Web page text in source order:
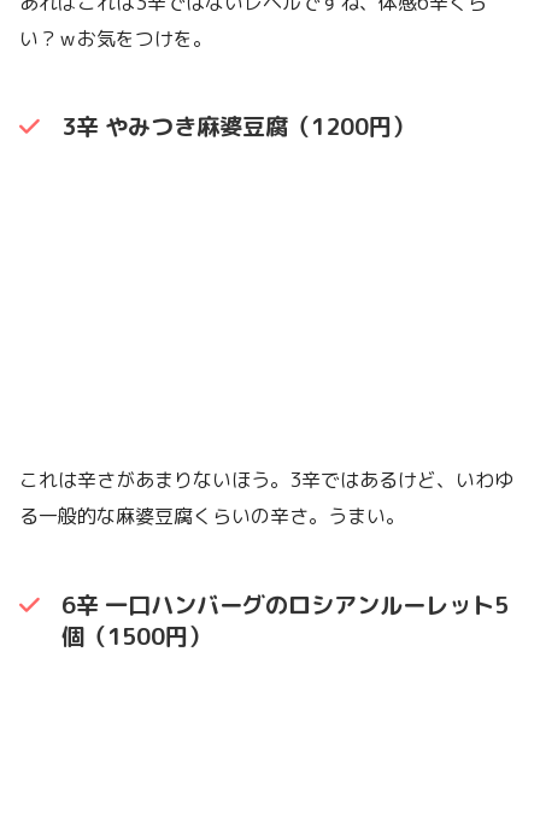
い？ｗお気をつけを。
3辛 やみつき麻婆豆腐（1200円）
これは辛さがあまりないほう。3辛ではあるけど、いわゆ
る一般的な麻婆豆腐くらいの辛さ。うまい。
6辛 一口ハンバーグのロシアンルーレット5
個（1500円）